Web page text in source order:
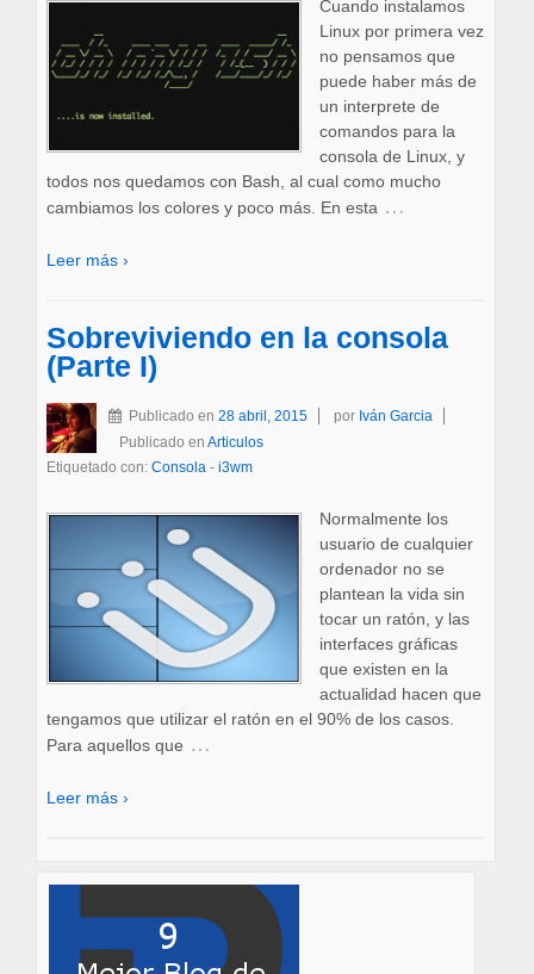
Cuando instalamos
Linux por primera vez
no pensamos que
puede haber más de
un interprete de
comandos para la
consola de Linux, y
todos nos quedamos con Bash, al cual como mucho
cambiamos los colores y poco más. En esta …
Leer más ›
Sobreviviendo en la consola
(Parte I)
Publicado en 28 abril, 2015 por Iván Garcia
Publicado en Articulos
Etiquetado con: Consola- i3wm
Normalmente los
usuario de cualquier
ordenador no se
plantean la vida sin
tocar un ratón, y las
interfaces gráficas
que existen en la
actualidad hacen que
tengamos que utilizar el ratón en el 90% de los casos.
Para aquellos que …
Leer más ›